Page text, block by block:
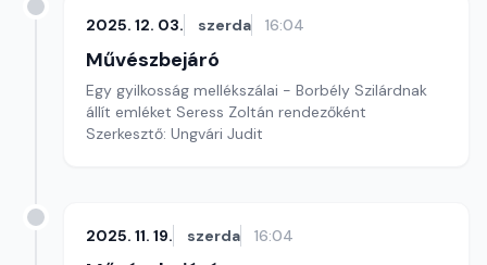
2025. 12. 03. szerda 16:04
Művészbejáró
Egy gyilkosság mellékszálai - Borbély Szilárdnak
állít emléket Seress Zoltán rendezőként
Szerkesztő: Ungvári Judit
2025. 11. 19. szerda 16:04